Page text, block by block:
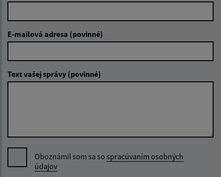
E-mailová adresa (povinné)
Text vašej správy (povinné)
Oboznámil som sa so spracúvaním osobných
údajov